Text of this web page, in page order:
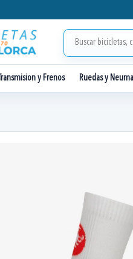
Transmision y Frenos Ruedas y